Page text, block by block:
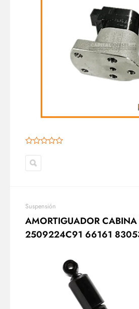
Suspensión
AMORTIGUADOR
2509224C91 66161